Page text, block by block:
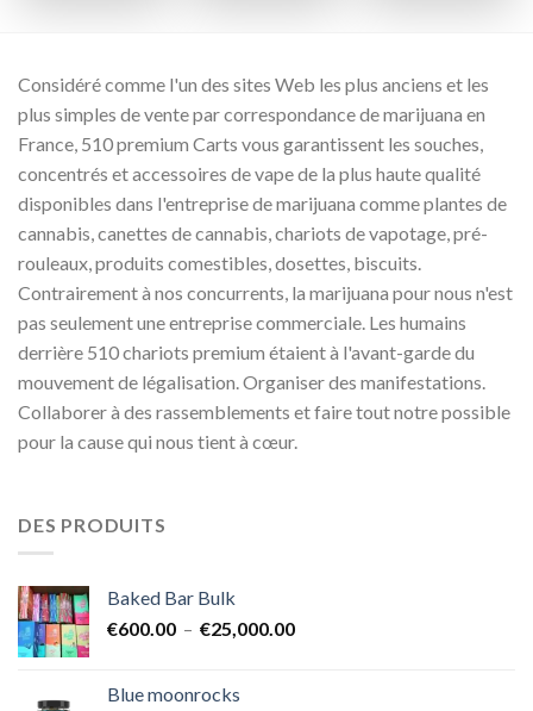
Considéré comme l'un des sites Web les plus anciens et les
plus simples de vente par correspondance de marijuana en
France, 510 premium Carts vous garantissent les souches,
concentrés et accessoires de vape de la plus haute qualité
disponibles dans l'entreprise de marijuana comme plantes de
cannabis, canettes de cannabis, chariots de vapotage, pré-
rouleaux, produits comestibles, dosettes, biscuits.
Contrairement à nos concurrents, la marijuana pour nous n'est
pas seulement une entreprise commerciale. Les humains
derrière 510 chariots premium étaient à l'avant-garde du
mouvement de légalisation. Organiser des manifestations.
Collaborer à des rassemblements et faire tout notre possible
pour la cause qui nous tient à cœur.
DES PRODUITS
Baked Bar Bulk
€600.00 – €25,000.00Plage
Blue moonrocks